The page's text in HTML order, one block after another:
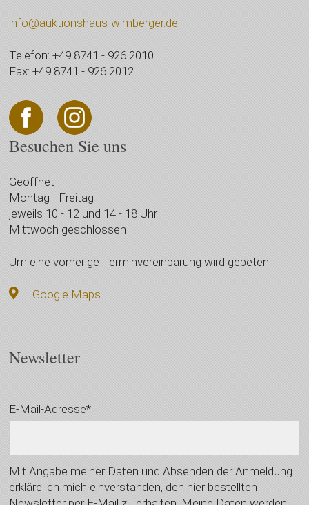
info@auktionshaus-wimberger.de
Telefon: +49 8741 - 926 2010
Fax: +49 8741 - 926 2012
Besuchen Sie uns
Geöffnet
Montag - Freitag
jeweils 10 - 12 und 14 - 18 Uhr
Mittwoch geschlossen
Um eine vorherige Terminvereinbarung wird gebeten
Google Maps
Newsletter
E-Mail-Adresse*:
Mit Angabe meiner Daten und Absenden der Anmeldung
erkläre ich mich einverstanden, den hier bestellten